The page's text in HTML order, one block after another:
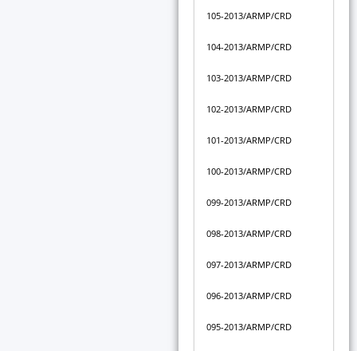
105-2013/ARMP/CRD
104-2013/ARMP/CRD
103-2013/ARMP/CRD
102-2013/ARMP/CRD
101-2013/ARMP/CRD
100-2013/ARMP/CRD
099-2013/ARMP/CRD
098-2013/ARMP/CRD
097-2013/ARMP/CRD
096-2013/ARMP/CRD
095-2013/ARMP/CRD